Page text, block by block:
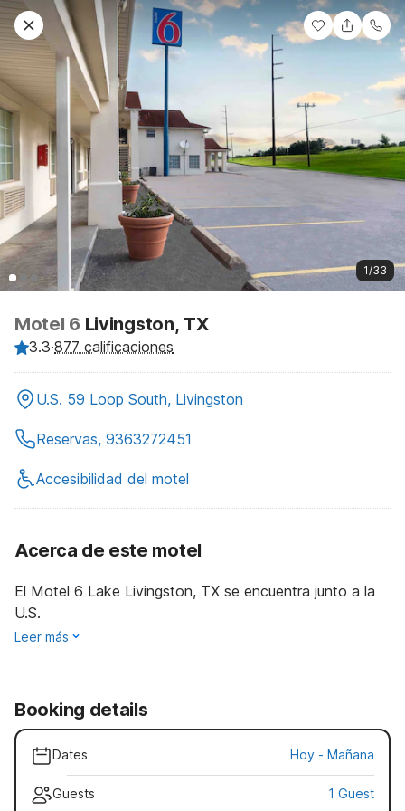
1/33
Motel 6 Livingston, TX
3.3·877 calificaciones
U.S. 59 Loop South, Livingston
Reservas, 9363272451
Accesibilidad del motel
Acerca de este motel
El Motel 6 Lake Livingston, TX se encuentra junto a la
U.S.
Leer más
Booking details
Dates Hoy - Mañana
Guests 1 Guest